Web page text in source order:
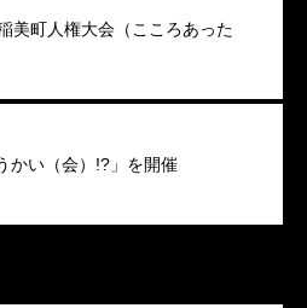
美町人権大会（こころあった
かい（会）!?」を開催